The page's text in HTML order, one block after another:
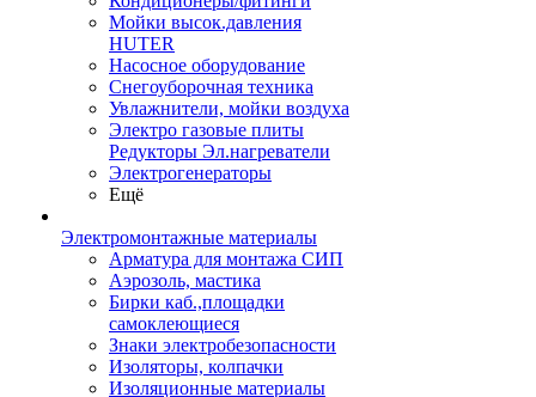
Мойки высок.давления
HUTER
Насосное оборудование
Снегоуборочная техника
Увлажнители, мойки воздуха
Электро газовые плиты
Редукторы Эл.нагреватели
Электрогенераторы
Ещё
Электромонтажные материалы
Арматура для монтажа СИП
Аэрозоль, мастика
Бирки каб.,площадки
самоклеющиеся
Знаки электробезопасности
Изоляторы, колпачки
Изоляционные материалы